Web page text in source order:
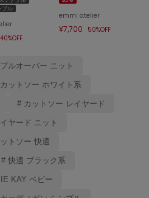
ブル
40%OFF
emmi atelier
¥7,700 50%OFF
ルオーバー ニット
ットソー ホワイト系
# カットソー レイヤード
ヤード ニット
トソー 快適
# 快適 ブラック系
KAY ベビー